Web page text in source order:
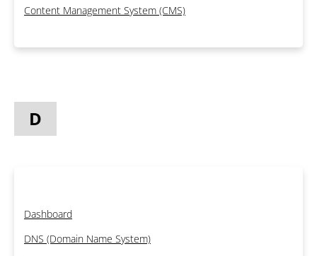
Content Management System (CMS)
D
Dashboard
DNS (Domain Name System)